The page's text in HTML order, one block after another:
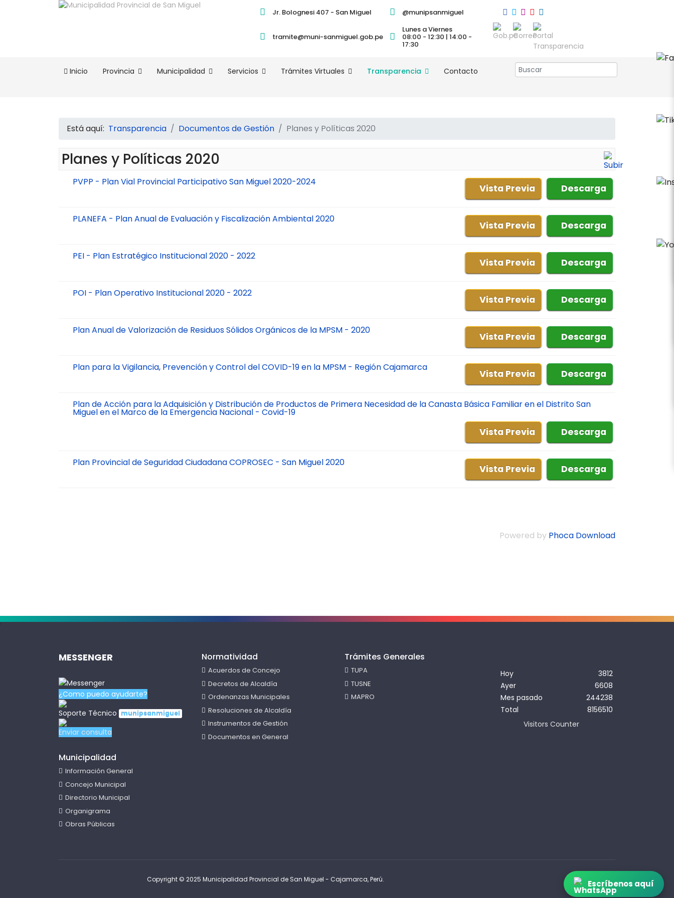
Jr. Bolognesi 407 - San Miguel @munipsanmiguel
tramite@muni-sanmiguel.gob.pe
Lunes a Viernes
08:00 - 12:30 | 14:00 -
17:30
Inicio Provincia Municipalidad Servicios Trámites Virtuales Transparencia Contacto
Escríbenos aquí
Está aquí: Transparencia Documentos de Gestión Planes y Políticas 2020
Planes y Políticas 2020
PVPP - Plan Vial Provincial Participativo San Miguel 2020-2024
Descarga
Vista Previa
PLANEFA - Plan Anual de Evaluación y Fiscalización Ambiental 2020
Descarga
Vista Previa
PEI - Plan Estratégico Institucional 2020 - 2022
Descarga
Vista Previa
POI - Plan Operativo Institucional 2020 - 2022
Descarga
Vista Previa
Plan Anual de Valorización de Residuos Sólidos Orgánicos de la MPSM - 2020
Descarga
Vista Previa
Plan para la Vigilancia, Prevención y Control del COVID-19 en la MPSM - Región Cajamarca
Descarga
Vista Previa
Plan de Acción para la Adquisición y Distribución de Productos de Primera Necesidad de la Canasta Básica Familiar en el Distrito San
Miguel en el Marco de la Emergencia Nacional - Covid-19
Descarga
Vista Previa
Plan Provincial de Seguridad Ciudadana COPROSEC - San Miguel 2020
Descarga
Vista Previa
Powered by Phoca Download
.
MESSENGER
¿Como puedo ayudarte?
Soporte Técnico
munipsanmiguel
Enviar consulta
Municipalidad
Información General
Concejo Municipal
Directorio Municipal
Organigrama
Obras Públicas
Normatividad
Acuerdos de Concejo
Decretos de Alcaldía
Ordenanzas Municipales
Resoluciones de Alcaldía
Instrumentos de Gestión
Documentos en General
Trámites Generales
TUPA
TUSNE
MAPRO
Hoy
Ayer
Mes pasado
Total
3812
6608
244238
8156510
Visitors Counter
Copyright © 2025 Municipalidad Provincial de San Miguel - Cajamarca, Perú.